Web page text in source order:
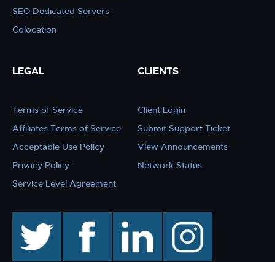
SEO Dedicated Servers
Colocation
LEGAL
Terms of Service
Affiliates Terms of Service
Acceptable Use Policy
Privacy Policy
Service Level Agreement
CLIENTS
Client Login
Submit Support Ticket
View Announcements
Network Status
facebook linkedin instagram